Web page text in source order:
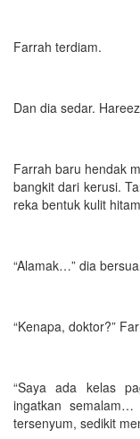
Farrah terdiam.
Dan dia sedar.
Farrah baru hendak
bangkit dari kerusi.
reka bentuk kulit
“Alamak…” dia
“Kenapa, doktor?”
“Saya ada kelas
ingatkan
tersenyum, sedikit